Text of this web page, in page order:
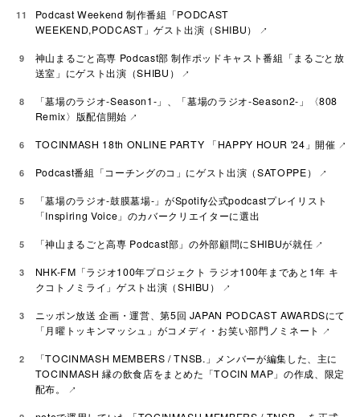
11
Podcast Weekend 制作番組「PODCAST
WEEKEND,PODCAST」ゲスト出演（SHIBU）
9
神山まるごと高専 Podcast部 制作ポッドキャスト番組「まるごと放
送室」にゲスト出演（SHIBU）
8
「墓場のラジオ-Season1-」、「墓場のラジオ-Season2-」〈808
Remix〉版配信開始
6 TOCINMASH 18th ONLINE PARTY 「HAPPY HOUR '24」開催
6 Podcast番組「コーチングのコ」にゲスト出演（SATOPPE）
5
「墓場のラジオ-鼓膜墓場-」がSpotify公式podcastプレイリスト
「Inspiring Voice」のカバークリエイターに選出
5 「神山まるごと高専 Podcast部」の外部顧問にSHIBUが就任
3
NHK-FM「ラジオ100年プロジェクト ラジオ100年まであと1年 キ
クコトノミライ」ゲスト出演（SHIBU）
3
ニッポン放送 企画・運営、第5回 JAPAN PODCAST AWARDSにて
「月曜トッキンマッシュ」がコメディ・お笑い部門ノミネート
2
「TOCINMASH MEMBERS / TNSB.」メンバーが編集した、主に
TOCINMASH 縁の飲食店をまとめた「TOCIN MAP」の作成、限定
配布。